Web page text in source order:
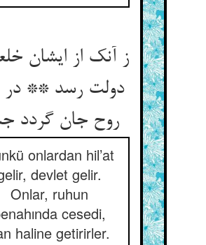
ز آنک از ایشان
دولت رسد ** در
روح جان گردد
onlardan hil’at
devlet gelir.
Onlar, ruhun
cesedi,
haline getirirler.